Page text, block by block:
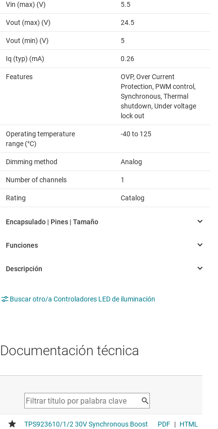
Vin (max) (V) 5.5
Vout (max) (V) 24.5
Vout (min) (V) 5
Iq (typ) (mA) 0.26
Features
OVP, Over Current
Protection, PWM control,
Synchronous, Thermal
shutdown, Under voltage
lock out
Operating temperature
range (°C)
-40 to 125
Dimming method Analog
Number of channels 1
Rating Catalog
Buscar otro/a Controladores LED de iluminación
Documentación técnica